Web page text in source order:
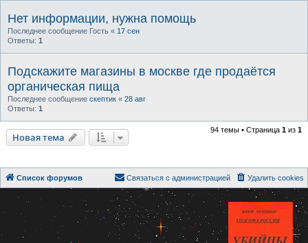
Нет информации, нужна помощь
Последнее сообщение Гость « 17 сен
Ответы: 1
Подскажите магазины в москве где продаётся
органическая пища
Последнее сообщение скептик « 28 авг
Ответы: 1
Новая тема
94 темы • Страница 1 из 1
Список форумов Удалить cookies
Связаться с администрацией